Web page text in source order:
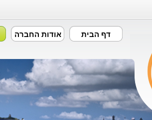
דף הבית אודות החברה